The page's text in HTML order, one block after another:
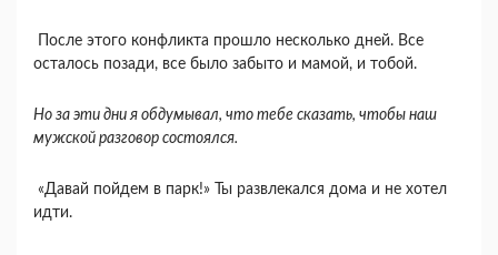
После этого конфликта прошло несколько дней. Все
осталось позади, все было забыто и мамой, и тобой.
Но за эти дни я обдумывал, что тебе сказать, чтобы наш
мужской разговор состоялся.
«Давай пойдем в парк!» Ты развлекался дома и не хотел
идти.